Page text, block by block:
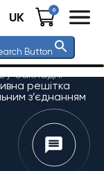
UK 0
Button
/Закладні
решітка
з’єднанням